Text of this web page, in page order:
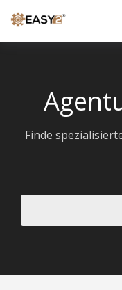
Finde